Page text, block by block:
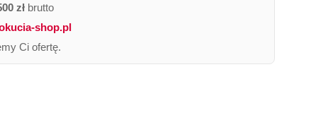
złbrutto
shop.pl
Ci ofertę.